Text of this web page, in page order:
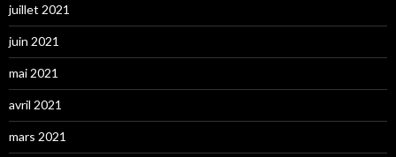
juillet 2021
juin 2021
mai 2021
avril 2021
mars 2021